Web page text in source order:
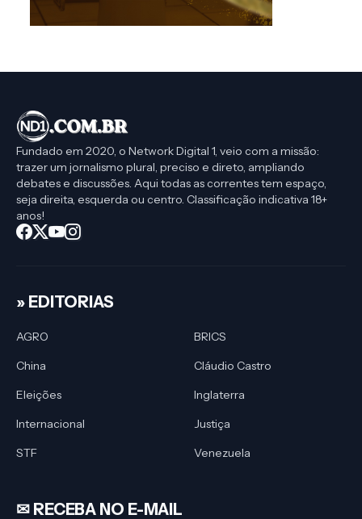
Fundado em 2020, o Network Digital 1, veio com a missão:
trazer um jornalismo plural, preciso e direto, ampliando
debates e discussões. Aqui todas as correntes tem espaço,
seja direita, esquerda ou centro. Classificação indicativa 18+
anos!
» EDITORIAS
AGRO
BRICS
China
Cláudio Castro
Eleições
Inglaterra
Internacional
Justiça
STF
Venezuela
✉︎ RECEBA NO E-MAIL